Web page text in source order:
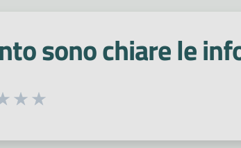
sono chiare le
una valutazione da 1 a 5 stelle